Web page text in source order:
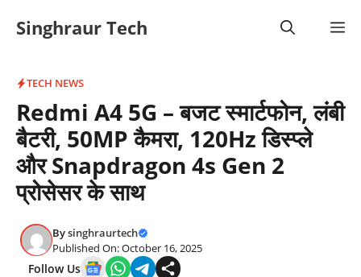
Singhraur Tech
TECH NEWS
Redmi A4 5G – बजट स्मार्टफोन, लंबी
बैटरी, 50MP कैमरा, 120Hz डिस्प्ले
और Snapdragon 4s Gen 2
प्रोसेसर के साथ
Bysinghraurtech
Published On: October 16, 2025
Follow Us